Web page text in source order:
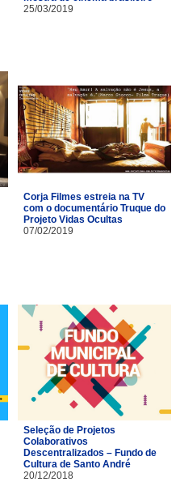
25/03/2019
Corja Filmes estreia na TV
com o documentário Truque do
Projeto Vidas Ocultas
07/02/2019
Seleção de Projetos
Colaborativos
Descentralizados – Fundo de
Cultura de Santo André
20/12/2018